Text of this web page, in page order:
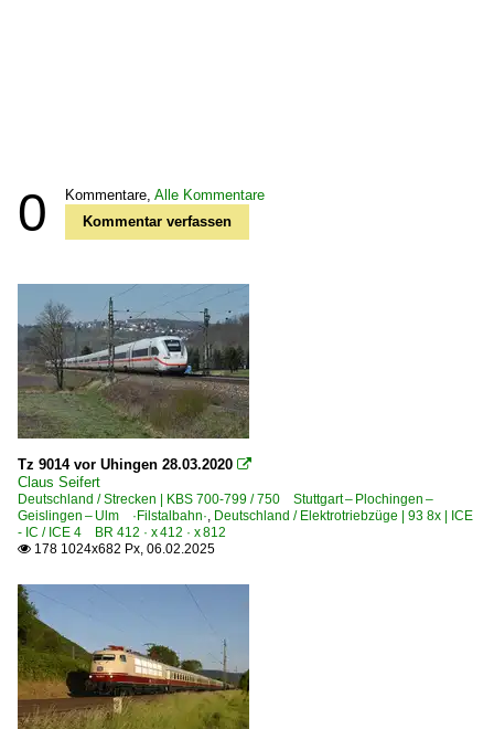
0 Kommentare, Alle Kommentare
Kommentar verfassen
Tz 9014 vor Uhingen 28.03.2020 
Claus Seifert
Deutschland / Strecken | KBS 700-799 / 750 Stuttgart – Plochingen –
Geislingen – Ulm ·Filstalbahn·, Deutschland / Elektrotriebzüge | 93 8x | ICE
- IC / ICE 4 BR 412 · x 412 · x 812
 178 1024x682 Px, 06.02.2025